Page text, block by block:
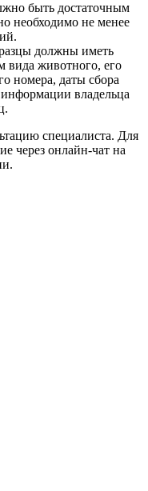
быть достаточным
необходимо не менее
должны иметь
вида животного, его
номера, даты сбора
владельца
специалиста. Для
через онлайн-чат на